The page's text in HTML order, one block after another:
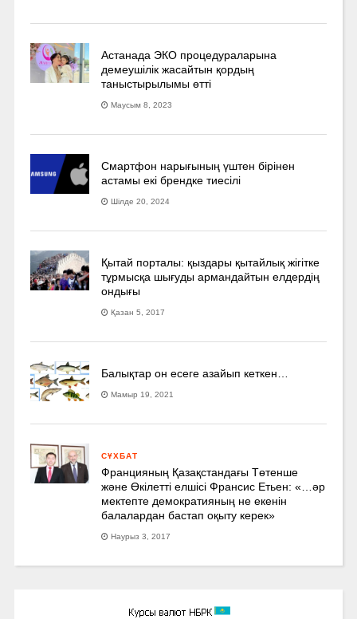
Астанада ЭКО процедураларына
демеушілік жасайтын қордың
таныстырылымы өтті
Маусым 8, 2023
Смартфон нарығының үштен бірінен
астамы екі брендке тиесілі
Шілде 20, 2024
Қытай порталы: қыздары қытайлық жігітке
тұрмысқа шығуды армандайтын елдердің
ондығы
Қазан 5, 2017
Балықтар он есеге азайып кеткен…
Мамыр 19, 2021
СҰХБАТ
Францияның Қазақстандағы Төтенше
және Өкілетті елшісі Франсис Етьен: «…әр
мектепте демократияның не екенін
балалардан бастап оқыту керек»
Наурыз 3, 2017